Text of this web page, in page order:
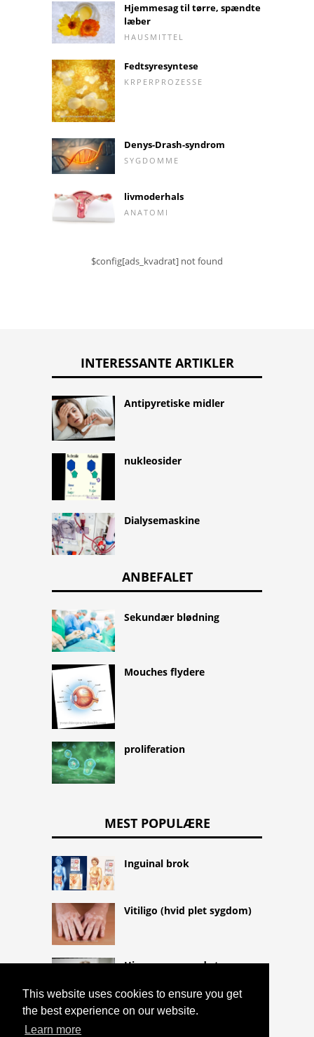
This website uses cookies to ensure you get
the best experience on our website.
Learn more
Hjemmesag til tørre, spændte
læber
HAUSMITTEL
Fedtsyresyntese
KRPERPROZESSE
Denys-Drash-syndrom
SYGDOMME
livmoderhals
ANATOMI
$config[ads_kvadrat] not found
INTERESSANTE ARTIKLER
Antipyretiske midler
nukleosider
Dialysemaskine
ANBEFALET
Sekundær blødning
Mouches flydere
proliferation
MEST POPULÆRE
Inguinal brok
Vitiligo (hvid plet sygdom)
Hjemmesag mod stress